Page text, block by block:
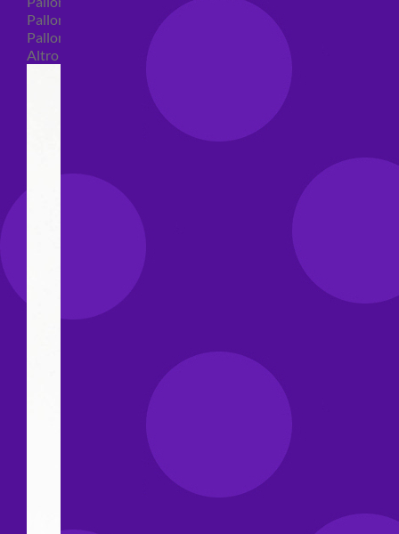
Palloncini in lattice decorati dimensione 12"
Palloncini in lattice decorati dimensione 16"
Altro